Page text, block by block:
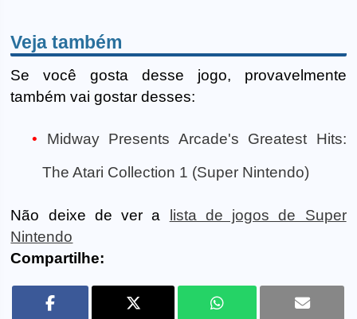
Veja também
Se você gosta desse jogo, provavelmente
também vai gostar desses:
Midway Presents Arcade's Greatest Hits:
The Atari Collection 1 (Super Nintendo)
Não deixe de ver a
lista de jogos de Super
Nintendo
Compartilhe: